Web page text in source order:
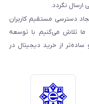
ارسال نگردد.
دسترسی مستقیم کاربران
تلاش می‌کنیم با توسعه
از خرید دیجیتال در
برای خرید کالای دیجیتال،
را روشن‌تر می‌کند. ما باور
است که صداقت و شفافیت